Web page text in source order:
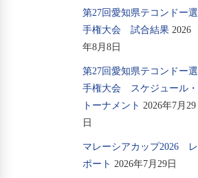
第27回愛知県テコンドー選
手権大会 試合結果 2026
年8月8日
第27回愛知県テコンドー選
手権大会 スケジュール・
トーナメント 2026年7月29
日
マレーシアカップ2026 レ
ポート 2026年7月29日